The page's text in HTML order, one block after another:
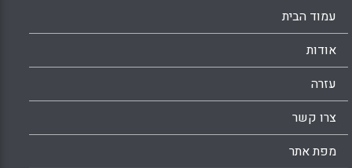
עמוד הבית
אודות
עזרה
צרו קשר
מפת אתר